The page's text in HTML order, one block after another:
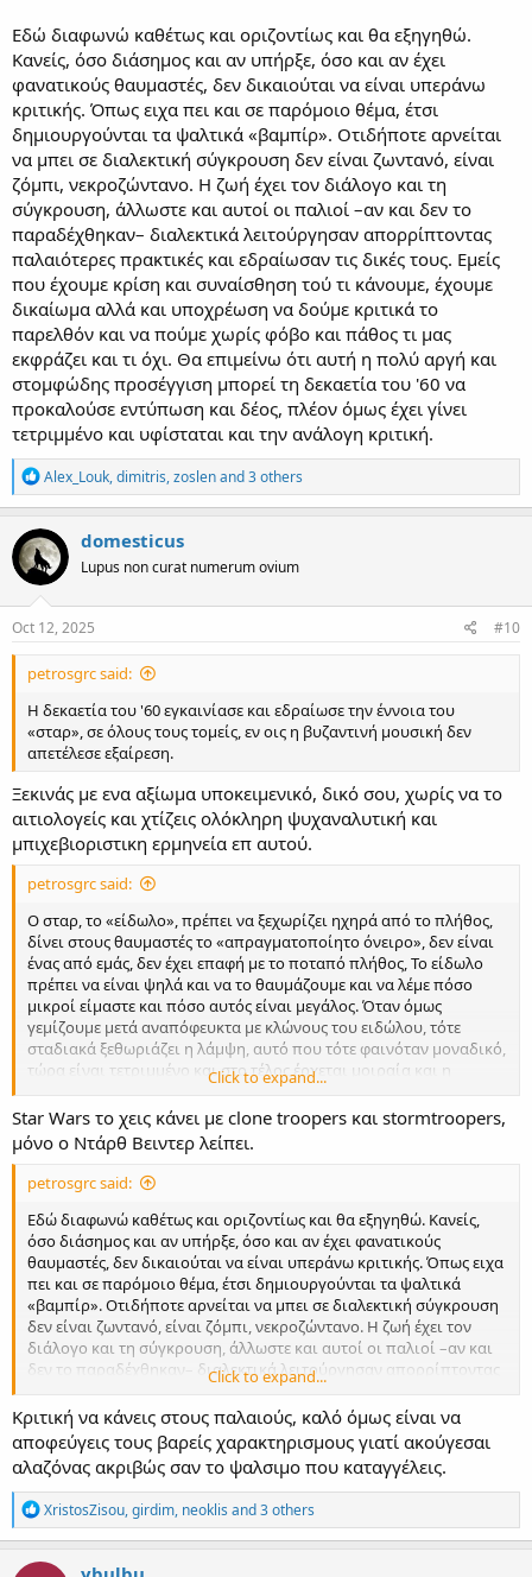
Εδώ διαφωνώ καθέτως και οριζοντίως και θα εξηγηθώ.
Κανείς, όσο διάσημος και αν υπήρξε, όσο και αν έχει
φανατικούς θαυμαστές, δεν δικαιούται να είναι υπεράνω
κριτικής. Όπως ειχα πει και σε παρόμοιο θέμα, έτσι
δημιουργούνται τα ψαλτικά «βαμπίρ». Οτιδήποτε αρνείται
να μπει σε διαλεκτική σύγκρουση δεν είναι ζωντανό, είναι
ζόμπι, νεκροζώντανο. Η ζωή έχει τον διάλογο και τη
σύγκρουση, άλλωστε και αυτοί οι παλιοί –αν και δεν το
παραδέχθηκαν– διαλεκτικά λειτούργησαν απορρίπτοντας
παλαιότερες πρακτικές και εδραίωσαν τις δικές τους. Εμείς
που έχουμε κρίση και συναίσθηση τού τι κάνουμε, έχουμε
δικαίωμα αλλά και υποχρέωση να δούμε κριτικά το
παρελθόν και να πούμε χωρίς φόβο και πάθος τι μας
εκφράζει και τι όχι. Θα επιμείνω ότι αυτή η πολύ αργή και
στομφώδης προσέγγιση μπορεί τη δεκαετία του '60 να
προκαλούσε εντύπωση και δέος, πλέον όμως έχει γίνει
τετριμμένο και υφίσταται και την ανάλογη κριτική.
R
e
a
c
t
i
o
n
s
Alex_Louk,dimitris,zoslenand 3 others
domesticus
Lupus non curat numerum ovium
Oct 12, 2025 #10
petrosgrc said:
Η δεκαετία του '60 εγκαινίασε και εδραίωσε την έννοια του
«σταρ», σε όλους τους τομείς, εν οις η βυζαντινή μουσική δεν
απετέλεσε εξαίρεση.
Ξεκινάς με ενα αξίωμα υποκειμενικό, δικό σου, χωρίς να το
αιτιολογείς και χτίζεις ολόκληρη ψυχαναλυτική και
μπιχεβιοριστικη ερμηνεία επ αυτού.
petrosgrc said:
Ο σταρ, το «είδωλο», πρέπει να ξεχωρίζει ηχηρά από το πλήθος,
δίνει στους θαυμαστές το «απραγματοποίητο όνειρο», δεν είναι
ένας από εμάς, δεν έχει επαφή με το ποταπό πλήθος, Το είδωλο
πρέπει να είναι ψηλά και να το θαυμάζουμε και να λέμε πόσο
μικροί είμαστε και πόσο αυτός είναι μεγάλος. Όταν όμως
γεμίζουμε μετά αναπόφευκτα με κλώνους του ειδώλου, τότε
σταδιακά ξεθωριάζει η λάμψη, αυτό που τότε φαινόταν μοναδικό,
τώρα είναι τετριμμένο και στο τέλος έρχεται μοιραία και η
αποκαθήλωση. Αυτή είναι η μοίρα του σταρ, οι επίγονοι πάντα
είναι στη σκιά του.
Click to expand...
Star Wars το χεις κάνει με clone troopers και stormtroopers,
μόνο ο Ντάρθ Βειντερ λείπει.
petrosgrc said:
Εδώ διαφωνώ καθέτως και οριζοντίως και θα εξηγηθώ. Κανείς,
όσο διάσημος και αν υπήρξε, όσο και αν έχει φανατικούς
θαυμαστές, δεν δικαιούται να είναι υπεράνω κριτικής. Όπως ειχα
πει και σε παρόμοιο θέμα, έτσι δημιουργούνται τα ψαλτικά
«βαμπίρ». Οτιδήποτε αρνείται να μπει σε διαλεκτική σύγκρουση
δεν είναι ζωντανό, είναι ζόμπι, νεκροζώντανο. Η ζωή έχει τον
διάλογο και τη σύγκρουση, άλλωστε και αυτοί οι παλιοί –αν και
δεν το παραδέχθηκαν– διαλεκτικά λειτούργησαν απορρίπτοντας
παλαιότερες πρακτικές και εδραίωσαν τις δικές τους. Εμείς που
έχουμε κρίση και συναίσθηση τού τι κάνουμε, έχουμε δικαίωμα
αλλά και υποχρέωση να δούμε κριτικά το παρελθόν και να πούμε
χωρίς φόβο και πάθος τι μας εκφράζει και τι όχι. Θα επιμείνω ότι
αυτή η πολύ αργή και στομφώδης προσέγγιση μπορεί τη
δεκαετία του '60 να προκαλούσε εντύπωση και δέος, πλέον όμως
έχει γίνει τετριμμένο και υφίσταται και την ανάλογη κριτική.
Click to expand...
Κριτική να κάνεις στους παλαιούς, καλό όμως είναι να
αποφεύγεις τους βαρείς χαρακτηρισμους γιατί ακούγεσαι
αλαζόνας ακριβώς σαν το ψαλσιμο που καταγγέλεις.
R
e
a
c
XristosZisou,girdim, neoklis and 3 others